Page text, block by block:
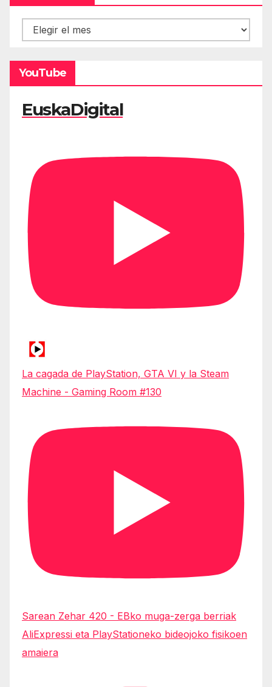
Hemeroteca
YouTube
EuskaDigital
La cagada de PlayStation, GTA VI y la Steam
Machine - Gaming Room #130
Sarean Zehar 420 - EBko muga-zerga berriak
AliExpressi eta PlayStationeko bideojoko fisikoen
amaiera